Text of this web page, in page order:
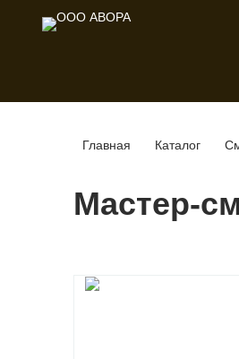
Главная Каталог
Мастер-